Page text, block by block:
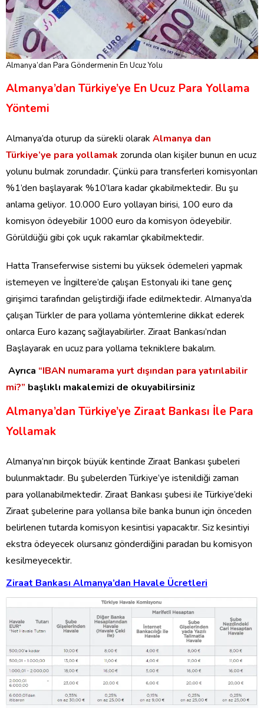
Almanya’dan Para Göndermenin En Ucuz Yolu
Almanya’dan Türkiye’ye En Ucuz Para Yollama
Yöntemi
Almanya’da oturup da sürekli olarak Almanya dan
Türkiye’ye para yollamak zorunda olan kişiler bunun en ucuz
yolunu bulmak zorundadır. Çünkü para transferleri komisyonları
%1’den başlayarak %10’lara kadar çıkabilmektedir. Bu şu
anlama geliyor. 10.000 Euro yollayan birisi, 100 euro da
komisyon ödeyebilir 1000 euro da komisyon ödeyebilir.
Görüldüğü gibi çok uçuk rakamlar çıkabilmektedir.
Hatta Transeferwise sistemi bu yüksek ödemeleri yapmak
istemeyen ve İngiltere’de çalışan Estonyalı iki tane genç
girişimci tarafından geliştirdiği ifade edilmektedir. Almanya’da
çalışan Türkler de para yollama yöntemlerine dikkat ederek
onlarca Euro kazanç sağlayabilirler. Ziraat Bankası’ndan
Başlayarak en ucuz para yollama tekniklere bakalım.
Ayrıca “IBAN numarama yurt dışından para yatırılabilir
mi?” başlıklı makalemizi de okuyabilirsiniz
Almanya’dan Türkiye’ye Ziraat Bankası İle Para
Yollamak
Almanya’nın birçok büyük kentinde Ziraat Bankası şubeleri
bulunmaktadır. Bu şubelerden Türkiye’ye istenildiği zaman
para yollanabilmektedir. Ziraat Bankası şubesi ile Türkiye’deki
Ziraat şubelerine para yollansa bile banka bunun için önceden
belirlenen tutarda komisyon kesintisi yapacaktır. Siz kesintiyi
ekstra ödeyecek olursanız gönderdiğini paradan bu komisyon
kesilmeyecektir.
Ziraat Bankası Almanya’dan Havale Ücretleri